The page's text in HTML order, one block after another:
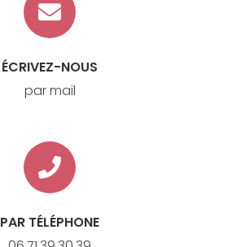
ÉCRIVEZ-NOUS
par mail
PAR TÉLÉPHONE